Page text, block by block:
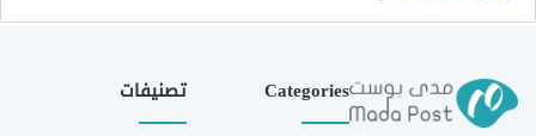
Categories تصنيفات